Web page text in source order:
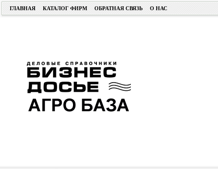
ГЛАВНАЯ КАТАЛОГ ФИРМ ОБРАТНАЯ СВЯЗЬ О НАС